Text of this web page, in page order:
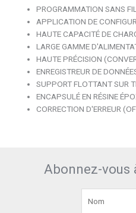
PROGRAMMATION SANS
APPLICATION DE
HAUTE CAPACITÉ DE
LARGE GAMME
HAUTE PRÉCISION
ENREGISTREUR DE
SUPPORT FLOTTANT SUR
ENCAPSULÉ EN RÉSINE
CORRECTION D'ERREUR
Abonnez-vous